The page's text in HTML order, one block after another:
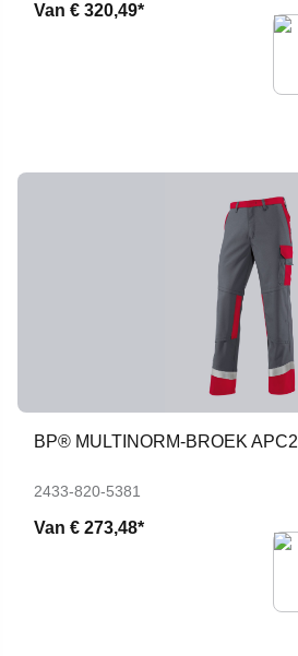
Van € 320,49*
BP® MULTINORM-BROEK APC2
2433-820-5381
Van € 273,48*